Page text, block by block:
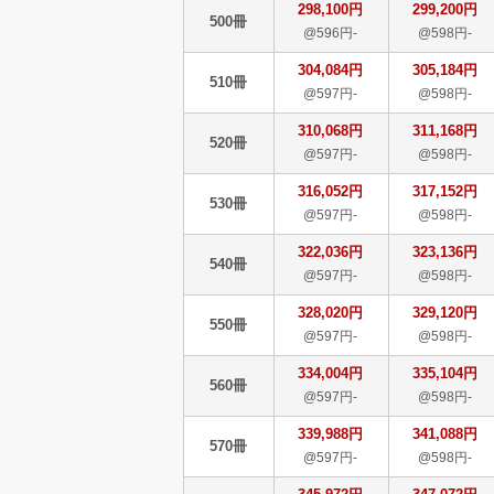
500冊
298,100円
@596円-
299,200円
@598円-
510冊
304,084円
@597円-
305,184円
@598円-
520冊
310,068円
@597円-
311,168円
@598円-
530冊
316,052円
@597円-
317,152円
@598円-
540冊
322,036円
@597円-
323,136円
@598円-
550冊
328,020円
@597円-
329,120円
@598円-
560冊
334,004円
@597円-
335,104円
@598円-
570冊
339,988円
@597円-
341,088円
@598円-